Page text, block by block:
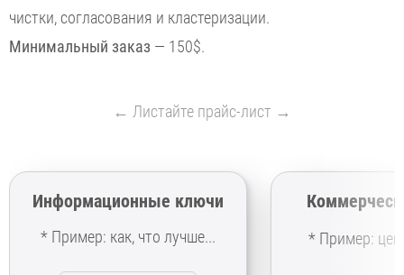
чистки, согласования и кластеризации.
Минимальный заказ — 150$.
← Листайте прайс-лист →
Информационные ключи
* Пример: как, что лучше... * Пример: